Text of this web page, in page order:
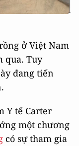
ở Việt Nam
qua. Tuy
đang tiến
Y tế Carter
một chương
có sự tham gia